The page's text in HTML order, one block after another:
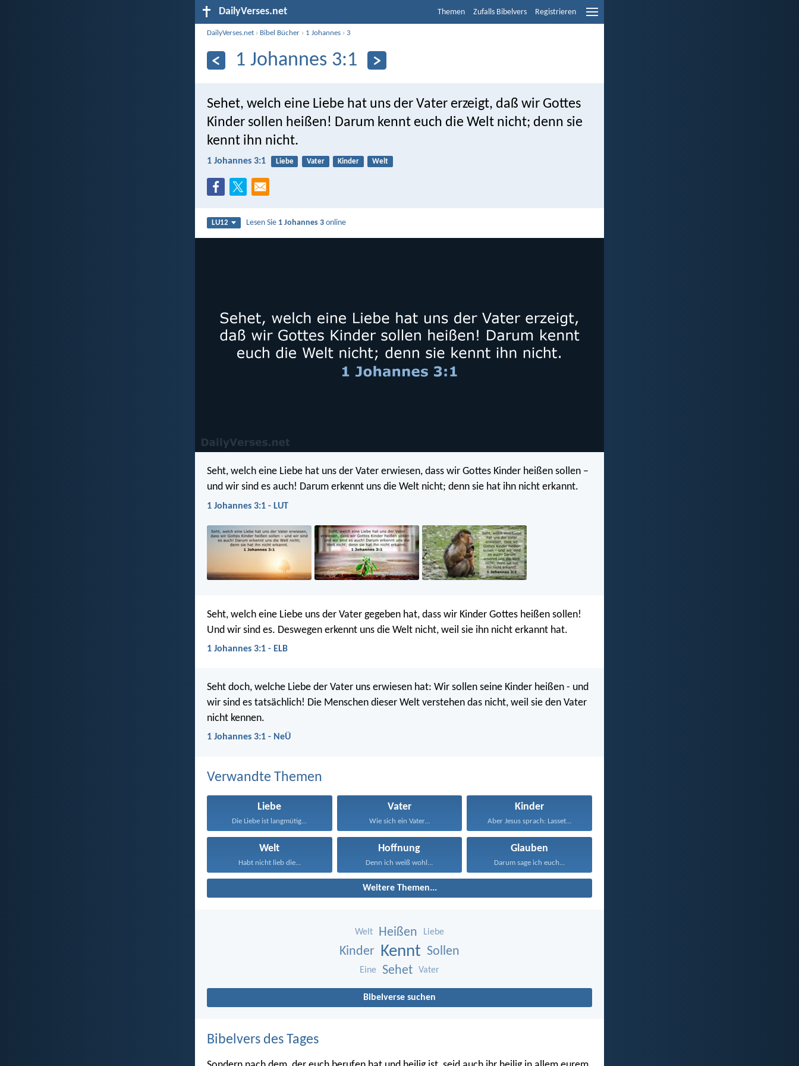
DailyVerses.net Themen Zufalls Bibelvers Registrieren
DailyVerses.net › Bibel Bücher › 1 Johannes ›3
1 Johannes 3:1
Sehet, welch eine Liebe hat uns der Vater erzeigt, daß wir Gottes
Kinder sollen heißen! Darum kennt euch die Welt nicht; denn sie
kennt ihn nicht.
1 Johannes 3:1 Liebe Vater Kinder Welt
LU12 Lesen Sie 1 Johannes 3 online
Seht, welch eine Liebe hat uns der Vater erwiesen, dass wir Gottes Kinder heißen sollen –
und wir sind es auch! Darum erkennt uns die Welt nicht; denn sie hat ihn nicht erkannt.
1 Johannes 3:1 - LUT
Seht, welch eine Liebe uns der Vater gegeben hat, dass wir Kinder Gottes heißen sollen!
Und wir sind es. Deswegen erkennt uns die Welt nicht, weil sie ihn nicht erkannt hat.
1 Johannes 3:1 - ELB
Seht doch, welche Liebe der Vater uns erwiesen hat: Wir sollen seine Kinder heißen - und
wir sind es tatsächlich! Die Menschen dieser Welt verstehen das nicht, weil sie den Vater
nicht kennen.
1 Johannes 3:1 - NeÜ
Verwandte Themen
Liebe
Die Liebe ist langmütig...
Vater
Wie sich ein Vater...
Kinder
Aber Jesus sprach: Lasset...
Welt
Habt nicht lieb die...
Hoffnung
Denn ich weiß wohl...
Glauben
Darum sage ich euch...
Weitere Themen...
Welt Heißen Liebe
Kinder Kennt Sollen
Eine Sehet Vater
Bibelverse suchen
Bibelvers des Tages